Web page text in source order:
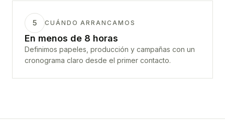
5 CUÁNDO ARRANCAMOS
En menos de 8 horas
Definimos papeles, producción y campañas con un
cronograma claro desde el primer contacto.